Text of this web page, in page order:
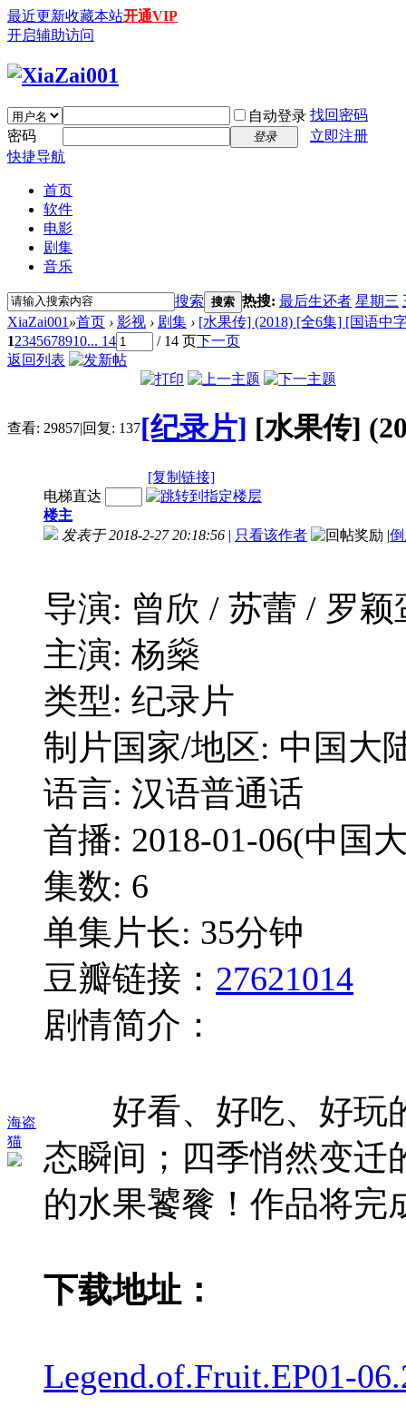
最近更新收藏本站开通VIP
开启辅助访问
自动登录 找回密码
密码
登录
立即注册
快捷导航
首页
软件
电影
剧集
音乐
搜索 搜索 热搜: 最后生还者 星期三
XiaZai001 »首页 › 影视 › 剧集 › [水果传] (2018) [全6集] [国语中
12345678910... 14 / 14 页下一页
返回列表
查看: 29857|回复: 137[纪录片] [水果传]
[复制链接]
海盗
猫
电梯直达
楼主
发表于 2018-2-27 20:18:56 | 只看该作者 |
导演: 曾欣 / 苏蕾 / 罗
主演: 杨燊
类型: 纪录片
制片国家/地区: 中国大
语言: 汉语普通话
首播: 2018-01-06(中国
集数: 6
单集片长: 35分钟
豆瓣链接： 27621014
剧情简介：
好看、好吃、好玩的
态瞬间；四季悄然变
的水果饕餮！作品将完
下载地址：
Legend.of.Fruit.EP01-